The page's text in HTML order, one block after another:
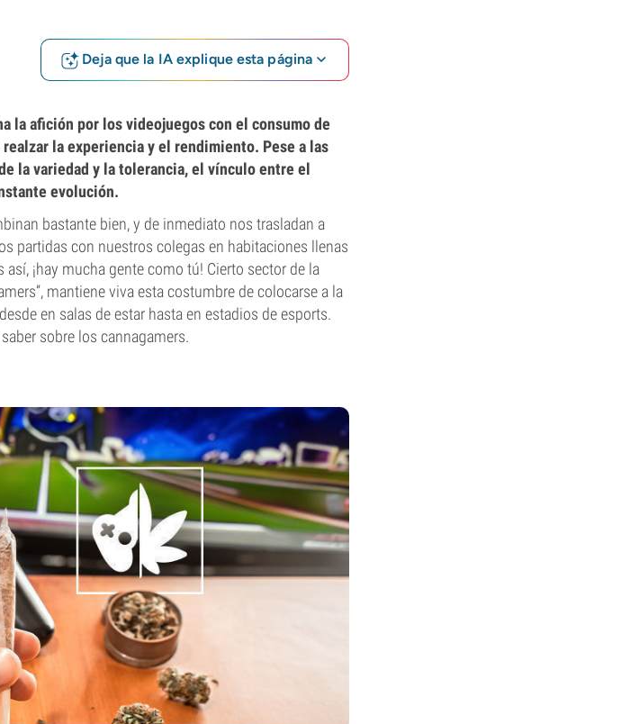
Deja que la IA explique esta página
la afición por los videojuegos con el consumo de
la experiencia y el rendimiento. Pese a las
la variedad y la tolerancia, el vínculo entre el
evolución.
bastante bien, y de inmediato nos trasladan a
partidas con nuestros colegas en habitaciones llenas
¡hay mucha gente como tú! Cierto sector de la
mantiene viva esta costumbre de colocarse a la
en salas de estar hasta en estadios de esports.
sobre los cannagamers.